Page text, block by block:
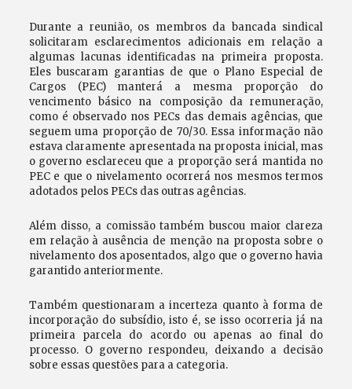
Durante a reunião, os membros da bancada sindical
solicitaram esclarecimentos adicionais em relação a
algumas lacunas identificadas na primeira proposta.
Eles buscaram garantias de que o Plano Especial de
Cargos (PEC) manterá a mesma proporção do
vencimento básico na composição da remuneração,
como é observado nos PECs das demais agências, que
seguem uma proporção de 70/30. Essa informação não
estava claramente apresentada na proposta inicial, mas
o governo esclareceu que a proporção será mantida no
PEC e que o nivelamento ocorrerá nos mesmos termos
adotados pelos PECs das outras agências.
Além disso, a comissão também buscou maior clareza
em relação à ausência de menção na proposta sobre o
nivelamento dos aposentados, algo que o governo havia
garantido anteriormente.
Também questionaram a incerteza quanto à forma de
incorporação do subsídio, isto é, se isso ocorreria já na
primeira parcela do acordo ou apenas ao final do
processo. O governo respondeu, deixando a decisão
sobre essas questões para a categoria.